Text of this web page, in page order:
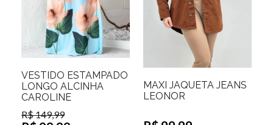
VESTIDO ESTAMPADO
LONGO ALCINHA
CAROLINE
R$ 149,99
MAXI JAQUETA JEANS
LEONOR